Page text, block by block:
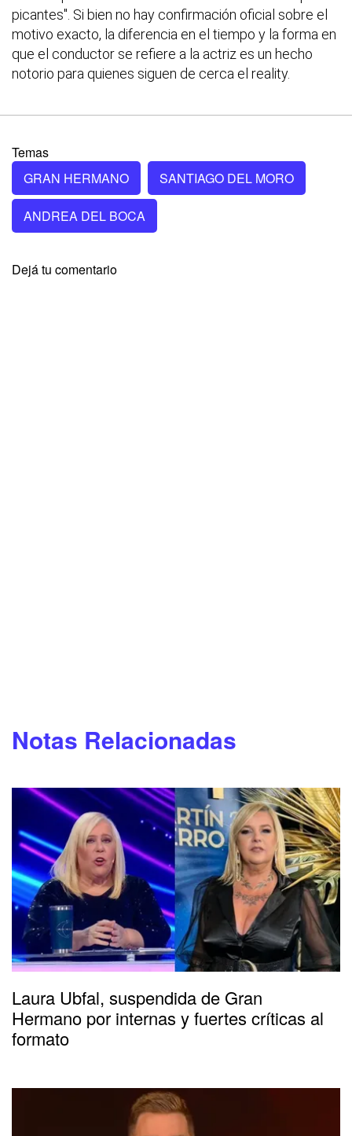
picantes". Si bien no hay confirmación oficial sobre el
motivo exacto, la diferencia en el tiempo y la forma en
que el conductor se refiere a la actriz es un hecho
notorio para quienes siguen de cerca el reality.
Temas
GRAN HERMANO
SANTIAGO DEL MORO
ANDREA DEL BOCA
Dejá tu comentario
Notas Relacionadas
Laura Ubfal, suspendida de Gran
Hermano por internas y fuertes críticas al
formato